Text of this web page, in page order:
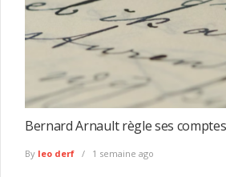
Bernard Arnault règle ses
By leo derf 1 semaine ago